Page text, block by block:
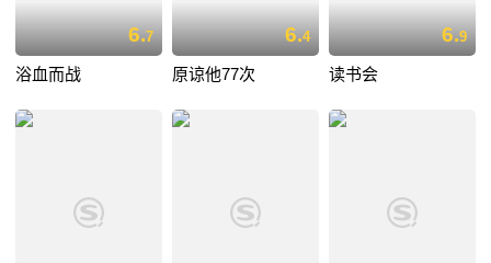
6.7
浴血而战
6.4
原谅他77次
6.9
读书会